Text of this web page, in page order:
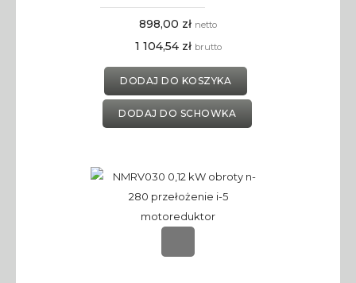
898,00 zł netto
1 104,54 zł brutto
DODAJ DO KOSZYKA
DODAJ DO SCHOWKA